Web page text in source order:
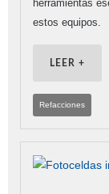
herramientas
estos equipos.
LEER +
Refacciones